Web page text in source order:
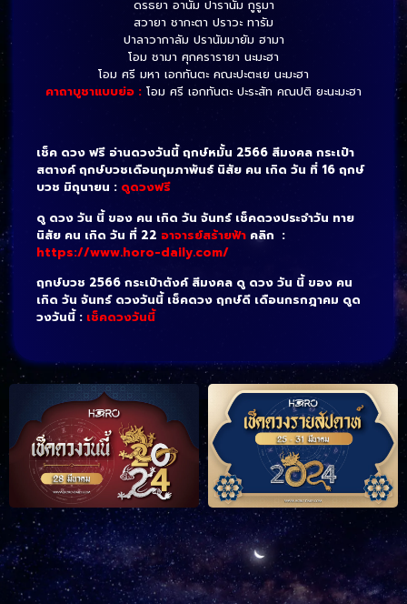
ดรธยา อานัม ปารานัม กูรูมา
สวายา ชากะตา ปราวะ ทารัม
ปาลาวากาลัม ปรานัมมายัม ฮามา
โอม ชามา ศุกครารายา นะมะฮา
โอม ศรี มหา เอกทันตะ คณะปะตะเย นะมะฮา
คาถาบูชาแบบย่อ : โอม ศรี เอกทันตะ ปะระสัท คณปติ ยะนะมะฮา
เช็ค ดวง ฟรี อ่านดวงวันนี้ ฤกษ์หมั้น 2566 สีมงคล กระเป๋า
สตางค์ ฤกษ์บวชเดือนกุมภาพันธ์ นิสัย คน เกิด วัน ที่ 16 ฤกษ์
บวช มิถุนายน : ดูดวงฟรี
ดู ดวง วัน นี้ ของ คน เกิด วัน จันทร์ เช็คดวงประจำวัน ทาย
นิสัย คน เกิด วัน ที่ 22 อาจารย์สร้ายฟ้า คลิก :
https://www.horo-daily.com/
ฤกษ์บวช 2566 กระเป๋าตังค์ สีมงคล ดู ดวง วัน นี้ ของ คน
เกิด วัน จันทร์ ดวงวันนี้ เช็คดวง ฤกษ์ดี เดือนกรกฎาคม ดูด
วงวันนี้ : เช็คดวงวันนี้